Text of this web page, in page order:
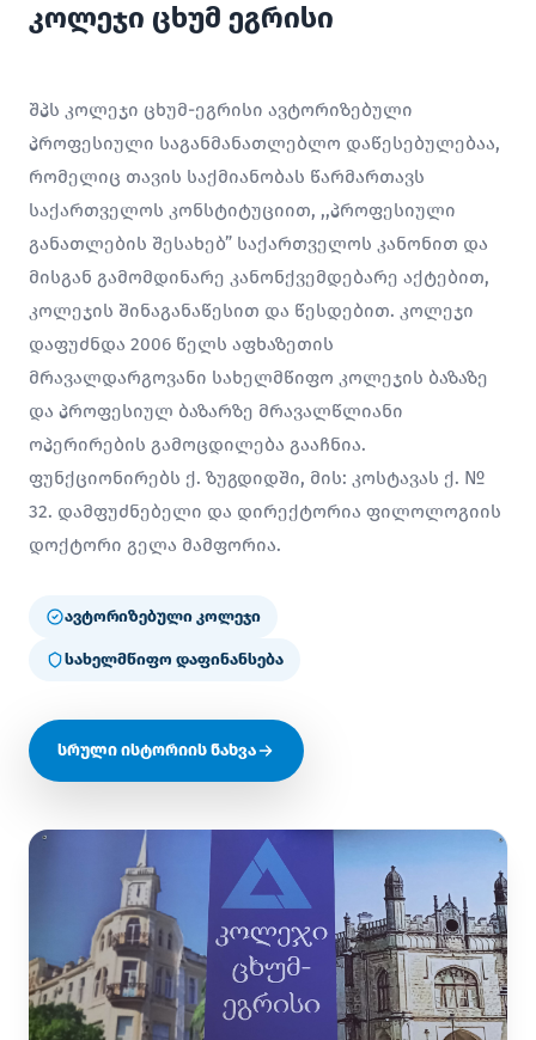
კოლეჯი ცხუმ ეგრისი
შპს კოლეჯი ცხუმ-ეგრისი ავტორიზებული
პროფესიული საგანმანათლებლო დაწესებულებაა,
რომელიც თავის საქმიანობას წარმართავს
საქართველოს კონსტიტუციით, ,,პროფესიული
განათლების შესახებ” საქართველოს კანონით და
მისგან გამომდინარე კანონქვემდებარე აქტებით,
კოლეჯის შინაგანაწესით და წესდებით. კოლეჯი
დაფუძნდა 2006 წელს აფხაზეთის
მრავალდარგოვანი სახელმწიფო კოლეჯის ბაზაზე
და პროფესიულ ბაზარზე მრავალწლიანი
ოპერირების გამოცდილება გააჩნია.
ფუნქციონირებს ქ. ზუგდიდში, მის: კოსტავას ქ. №
32. დამფუძნებელი და დირექტორია ფილოლოგიის
დოქტორი გელა მამფორია.
ავტორიზებული კოლეჯი
სახელმწიფო დაფინანსება
სრული ისტორიის ნახვა